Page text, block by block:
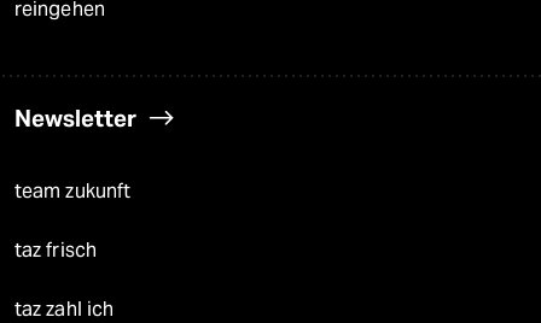
reingehen
Newsletter
team zukunft
taz frisch
taz zahl ich